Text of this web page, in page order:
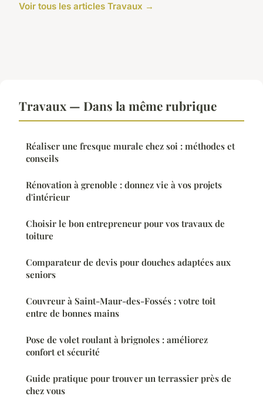
Voir tous les articles Travaux →
Travaux — Dans la même rubrique
Réaliser une fresque murale chez soi : méthodes et
conseils
Rénovation à grenoble : donnez vie à vos projets
d'intérieur
Choisir le bon entrepreneur pour vos travaux de
toiture
Comparateur de devis pour douches adaptées aux
seniors
Couvreur à Saint-Maur-des-Fossés : votre toit
entre de bonnes mains
Pose de volet roulant à brignoles : améliorez
confort et sécurité
Guide pratique pour trouver un terrassier près de
chez vous